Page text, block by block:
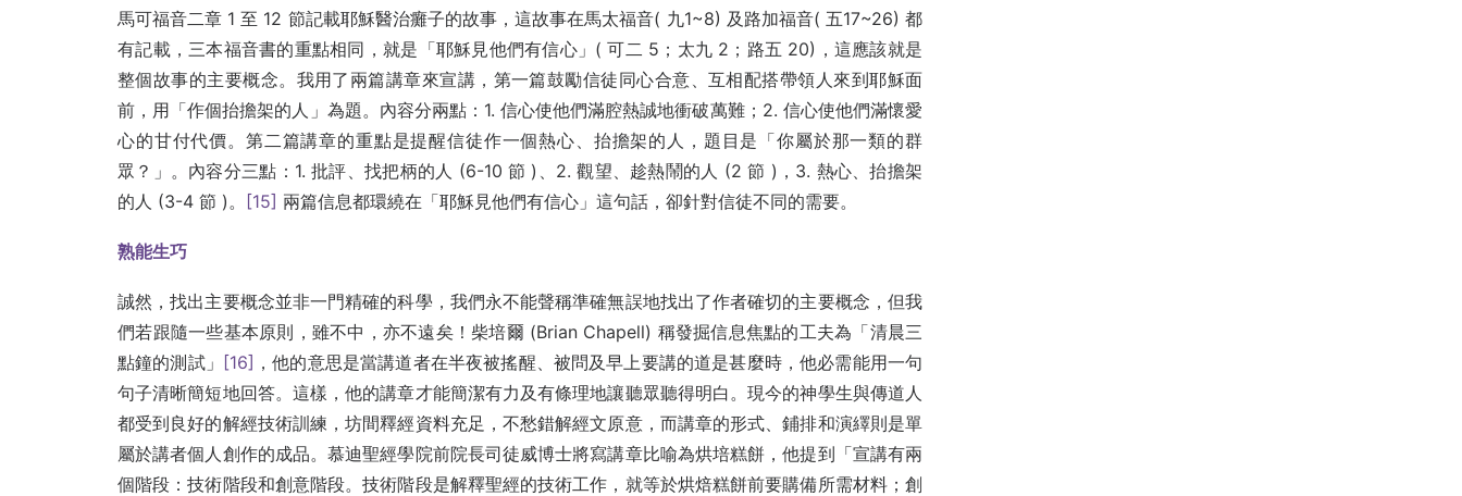
馬可福音二章 1 至 12 節記載耶穌醫治癱子的故事，這故事在馬太福音( 九1~8) 及路加福音( 五17~26) 都
有記載，三本福音書的重點相同，就是「耶穌見他們有信心」( 可二 5；太九 2；路五 20)，這應該就是
整個故事的主要概念。我用了兩篇講章來宣講，第一篇鼓勵信徒同心合意、互相配搭帶領人來到耶穌面
前，用「作個抬擔架的人」為題。內容分兩點：1. 信心使他們滿腔熱誠地衝破萬難；2. 信心使他們滿懷愛
心的甘付代價。第二篇講章的重點是提醒信徒作一個熱心、抬擔架的人，題目是「你屬於那一類的群
眾？」。內容分三點：1. 批評、找把柄的人 (6-10 節 )、2. 觀望、趁熱鬧的人 (2 節 )，3. 熱心、抬擔架
的人 (3-4 節 )。
[15] 兩篇信息都環繞在「耶穌見他們有信心」這句話，卻針對信徒不同的需要。
熟能生巧
誠然，找出主要概念並非一門精確的科學，我們永不能聲稱準確無誤地找出了作者確切的主要概念，但我
們若跟隨一些基本原則，雖不中，亦不遠矣！柴培爾 (Brian Chapell) 稱發掘信息焦點的工夫為「清晨三
點鐘的測試」 [16] ，他的意思是當講道者在半夜被搖醒、被問及早上要講的道是甚麼時，他必需能用一句
句子清晰簡短地回答。這樣，他的講章才能簡潔有力及有條理地讓聽眾聽得明白。現今的神學生與傳道人
都受到良好的解經技術訓練，坊間釋經資料充足，不愁錯解經文原意，而講章的形式、鋪排和演繹則是單
屬於講者個人創作的成品。慕迪聖經學院前院長司徒威博士將寫講章比喻為烘培糕餅，他提到「宣講有兩
個階段：技術階段和創意階段。技術階段是解釋聖經的技術工作，就等於烘焙糕餅前要購備所需材料；創